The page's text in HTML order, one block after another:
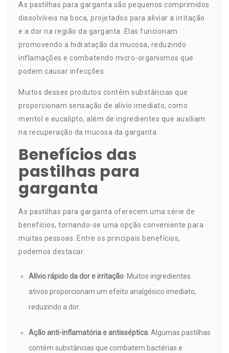
As pastilhas para garganta são pequenos comprimidos
dissolvíveis na boca, projetados para aliviar a irritação
e a dor na região da garganta. Elas funcionam
promovendo a hidratação da mucosa, reduzindo
inflamações e combatendo micro-organismos que
podem causar infecções.
Muitos desses produtos contêm substâncias que
proporcionam sensação de alívio imediato, como
mentol e eucalipto, além de ingredientes que auxiliam
na recuperação da mucosa da garganta.
Benefícios das
pastilhas para
garganta
As pastilhas para garganta oferecem uma série de
benefícios, tornando-se uma opção conveniente para
muitas pessoas. Entre os principais benefícios,
podemos destacar:
Alívio rápido da dor e irritação: Muitos ingredientes
ativos proporcionam um efeito analgésico imediato,
reduzindo a dor.
Ação anti-inflamatória e antisséptica: Algumas pastilhas
contêm substâncias que combatem bactérias e